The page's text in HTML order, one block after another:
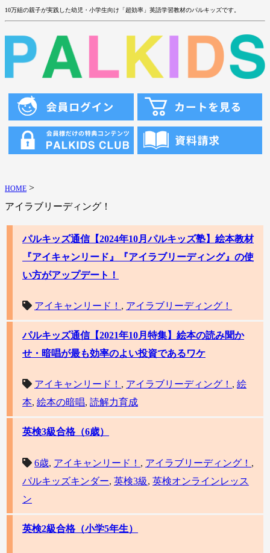
10万組の親子が実践した幼児・小学生向け「超効率」英語学習教材のパルキッズです。
HOME >
アイラブリーディング！
パルキッズ通信【2024年10月パルキッズ塾】絵本教材
『アイキャンリード』『アイラブリーディング』の使
い方がアップデート！
アイキャンリード！ , アイラブリーディング！
パルキッズ通信【2021年10月特集】絵本の読み聞か
せ・暗唱が最も効率のよい投資であるワケ
アイキャンリード！ , アイラブリーディング！ , 絵
本, 絵本の暗唱, 読解力育成
英検3級合格（6歳）
6歳, アイキャンリード！ , アイラブリーディング！ ,
パルキッズキンダー, 英検3級, 英検オンラインレッス
ン
英検2級合格（小学5年生）